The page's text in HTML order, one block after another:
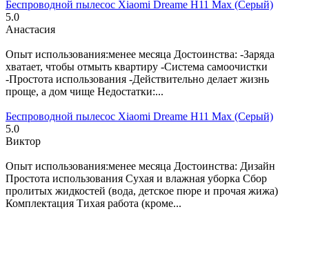
Беспроводной пылесос Xiaomi Dreame H11 Max (Серый)
5.0
Анастасия
Опыт использования:менее месяца Достоинства: -Заряда
хватает, чтобы отмыть квартиру -Система самоочистки
-Простота использования -Действительно делает жизнь
проще, а дом чище Недостатки:...
Беспроводной пылесос Xiaomi Dreame H11 Max (Серый)
5.0
Виктор
Опыт использования:менее месяца Достоинства: Дизайн
Простота использования Сухая и влажная уборка Сбор
пролитых жидкостей (вода, детское пюре и прочая жижа)
Комплектация Тихая работа (кроме...